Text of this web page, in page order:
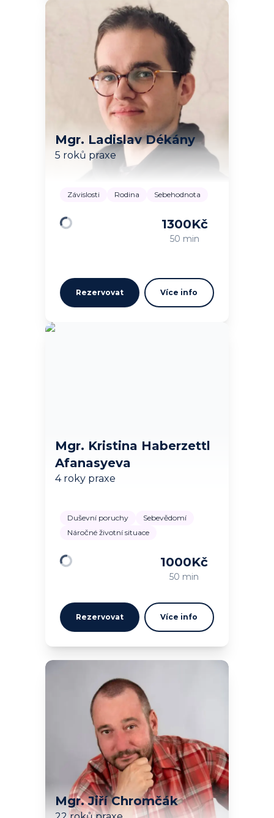
Mgr. Ladislav Dékány
5 roků praxe
Závislosti Rodina Sebehodnota
1300Kč
50 min
Rezervovat Více info
Mgr. Kristina Haberzettl
Afanasyeva
4 roky praxe
Duševní poruchy
Sebevědomí
Náročné životní situace
1000Kč
50 min
Rezervovat Více info
Mgr. Jiří Chromčák